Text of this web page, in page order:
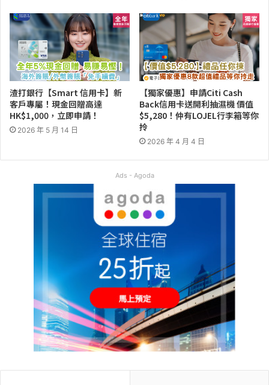
渣打銀行【Smart 信用卡】新
客戶專屬！現金回贈高達
HK$1,000，立即申請！
2026 年 5 月 14 日
【獨家優惠】申請Citi Cash
Back信用卡送開利抽濕機 價值
$5,280！仲有LOJEL行李箱等你
拎
2026 年 4 月 4 日
Ads - Agoda